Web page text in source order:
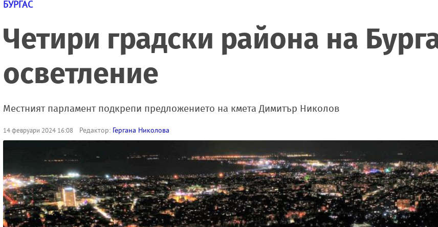
БУРГАС
Четири градски района на
осветление
Местният парламент подкрепи предложението на кмета Димитър Николов
14 февруари 2024 16:08 Редактор: Гергана Николова